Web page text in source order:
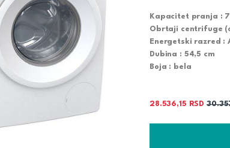
Kapacitet pranja :
Obrtaji centrifuge
Energetski razred :
Dubina : 54,5 cm
Boja :
bela
28.536,15 RSD